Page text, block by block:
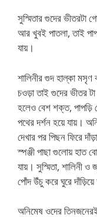
সুস্মিতার গুদের ভীতরটা
আর খুবই পাতলা, তাই
যায়।
শালিনীর গুদ হাল্কা মসৃণ
চওড়া তাই গুদের ভীতর
হলেও বেশ শক্ত, পাপড়ি
পথের দর্শন হয়ে যায়।
দেখার পর পিছন ফিরে
স্পঞ্জী পাছা গুলোয় হাত
যায়। সুস্মিতা, শালিনী ও
পোঁদ উঁচু করে ঘুরে
অনিমেষ ওদের